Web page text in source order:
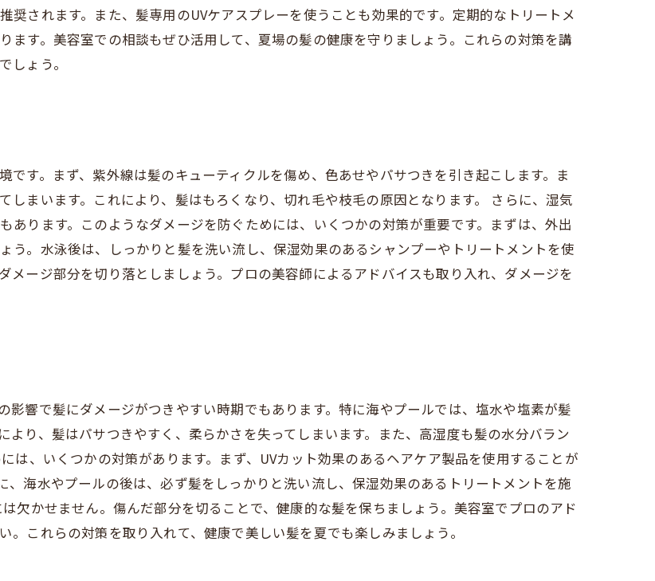
奨されます。また、髪専用のUVケアスプレーを使うことも効果的です。定期的なトリートメ
ます。美容室での相談もぜひ活用して、夏場の髪の健康を守りましょう。これらの対策を講
しょう。
す。まず、紫外線は髪のキューティクルを傷め、色あせやパサつきを引き起こします。ま
まいます。これにより、髪はもろくなり、切れ毛や枝毛の原因となります。 さらに、湿気
あります。このようなダメージを防ぐためには、いくつかの対策が重要です。まずは、外出
う。水泳後は、しっかりと髪を洗い流し、保湿効果のあるシャンプーやトリートメントを使
メージ部分を切り落としましょう。プロの美容師によるアドバイスも取り入れ、ダメージを
影響で髪にダメージがつきやすい時期でもあります。特に海やプールでは、塩水や塩素が髪
り、髪はパサつきやすく、柔らかさを失ってしまいます。また、高湿度も髪の水分バラン
は、いくつかの対策があります。まず、UVカット効果のあるヘアケア製品を使用することが
、海水やプールの後は、必ず髪をしっかりと洗い流し、保湿効果のあるトリートメントを施
欠かせません。傷んだ部分を切ることで、健康的な髪を保ちましょう。美容室でプロのアド
これらの対策を取り入れて、健康で美しい髪を夏でも楽しみましょう。